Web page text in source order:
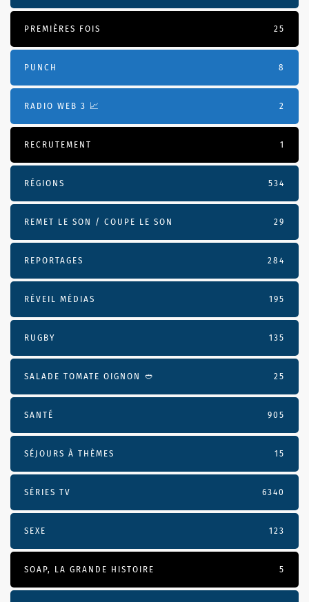
PREMIÈRES FOIS 25
PUNCH 8
RADIO WEB 3 📈 2
RECRUTEMENT 1
RÉGIONS 534
REMET LE SON / COUPE LE SON 29
REPORTAGES 284
RÉVEIL MÉDIAS 195
RUGBY 135
SALADE TOMATE OIGNON 🥙 25
SANTÉ 905
SÉJOURS À THÈMES 15
SÉRIES TV 6340
SEXE 123
SOAP, LA GRANDE HISTOIRE 5